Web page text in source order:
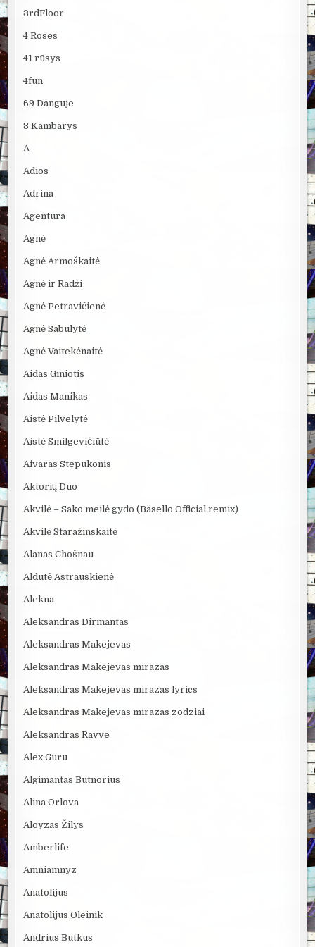
3rdFloor
4 Roses
41 rūsys
4fun
69 Danguje
8 Kambarys
A
Adios
Adrina
Agentūra
Agnė
Agnė Armoškaitė
Agnė ir Radži
Agnė Petravičienė
Agnė Sabulytė
Agnė Vaitekėnaitė
Aidas Giniotis
Aidas Manikas
Aistė Pilvelytė
Aistė Smilgevičiūtė
Aivaras Stepukonis
Aktorių Duo
Akvilė – Sako meilė gydo (Bäsello Official remix)
Akvilė Staražinskaitė
Alanas Chošnau
Aldutė Astrauskienė
Alekna
Aleksandras Dirmantas
Aleksandras Makejevas
Aleksandras Makejevas mirazas
Aleksandras Makejevas mirazas lyrics
Aleksandras Makejevas mirazas zodziai
Aleksandras Ravve
Alex Guru
Algimantas Butnorius
Alina Orlova
Aloyzas Žilys
Amberlife
Amniamnyz
Anatolijus
Anatolijus Oleinik
Andrius Butkus